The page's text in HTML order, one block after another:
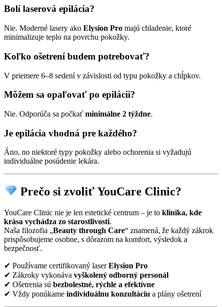
Bolí laserová epilácia?
Nie. Moderné lasery ako Elysion Pro majú chladenie, ktoré
minimalizuje teplo na povrchu pokožky.
Koľko ošetrení budem potrebovať?
V priemere 6–8 sedení v závislosti od typu pokožky a chĺpkov.
Môžem sa opaľovať po epilácii?
Nie. Odporúča sa počkať minimálne 2 týždne.
Je epilácia vhodná pre každého?
Áno, no niektoré typy pokožky alebo ochorenia si vyžadujú
individuálne posúdenie lekára.
Prečo si zvoliť YouCare Clinic?
YouCare Clinic nie je len estetické centrum – je to klinika, kde
krása vychádza zo starostlivosti.
Naša filozofia „Beauty through Care“ znamená, že každý zákrok
prispôsobujeme osobne, s dôrazom na komfort, výsledok a
bezpečnosť.
✔ Používame certifikovaný laserElysion Pro
✔ Zákroky vykonáva vyškolený odborný personál
✔ Ošetrenia sú bezbolestné, rýchle a efektívne
✔ Vždy ponúkame individuálnu konzultáciu a plány ošetrení